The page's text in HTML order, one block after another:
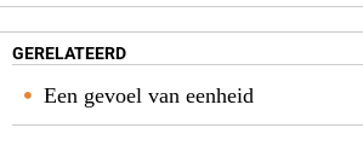
GERELATEERD
Een gevoel van eenheid